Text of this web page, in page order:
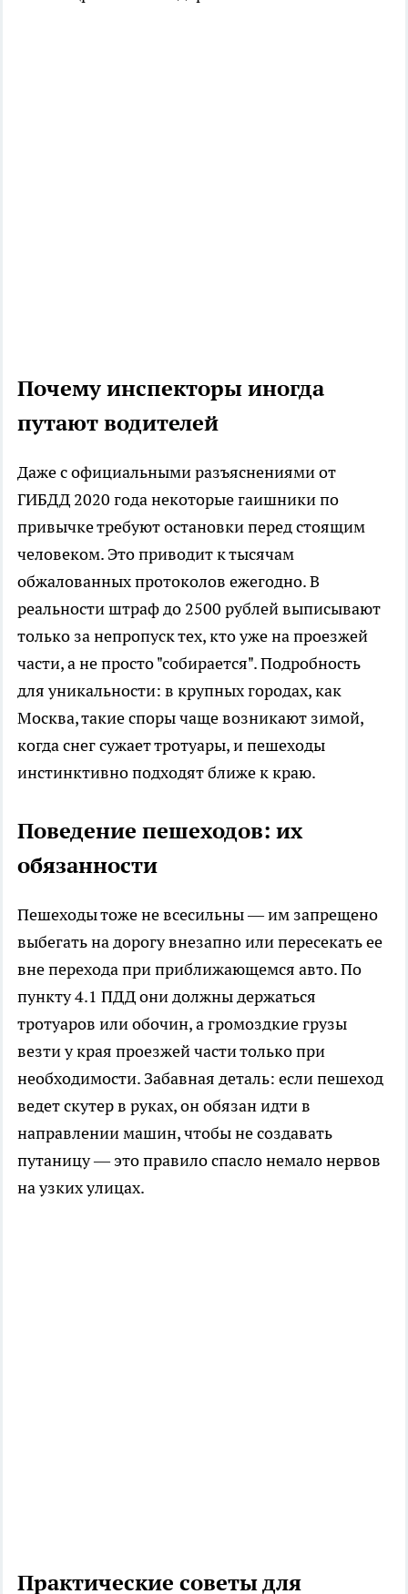
Почему инспекторы иногда
путают водителей
Даже с официальными разъяснениями от
ГИБДД 2020 года некоторые гаишники по
привычке требуют остановки перед стоящим
человеком. Это приводит к тысячам
обжалованных протоколов ежегодно. В
реальности штраф до 2500 рублей выписывают
только за непропуск тех, кто уже на проезжей
части, а не просто "собирается". Подробность
для уникальности: в крупных городах, как
Москва, такие споры чаще возникают зимой,
когда снег сужает тротуары, и пешеходы
инстинктивно подходят ближе к краю.
Поведение пешеходов: их
обязанности
Пешеходы тоже не всесильны — им запрещено
выбегать на дорогу внезапно или пересекать ее
вне перехода при приближающемся авто. По
пункту 4.1 ПДД они должны держаться
тротуаров или обочин, а громоздкие грузы
везти у края проезжей части только при
необходимости. Забавная деталь: если пешеход
ведет скутер в руках, он обязан идти в
направлении машин, чтобы не создавать
путаницу — это правило спасло немало нервов
на узких улицах.
Практические советы для